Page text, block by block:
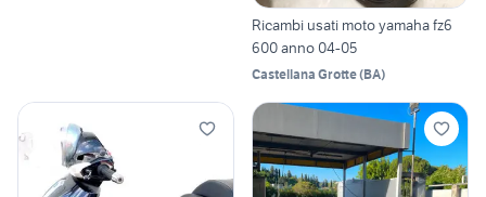
Ricambi usati moto yamaha fz6
600 anno 04-05
Castellana Grotte(BA)